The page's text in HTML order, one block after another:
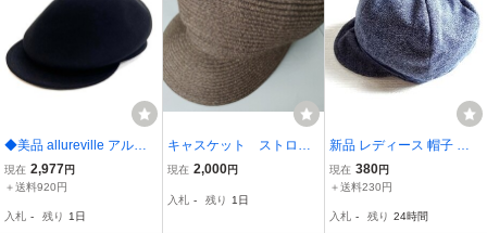
◆美品 allureville アルア
バイル ウール生地 キャス
ケット レディース フリー
56-020-95-020 6BB/9430
現在 2,977円
＋送料920円
入札 - 残り 1日
キャスケット ストロー
麦わらキャップ BTSジ
キャスケット BTS ジ
現在 2,000円
入札 - 残り 1日
新品 レディース 帽子 キ
ャスケット 紺 ネイビー
現在 380円
＋送料230円
入札 - 残り 24時間